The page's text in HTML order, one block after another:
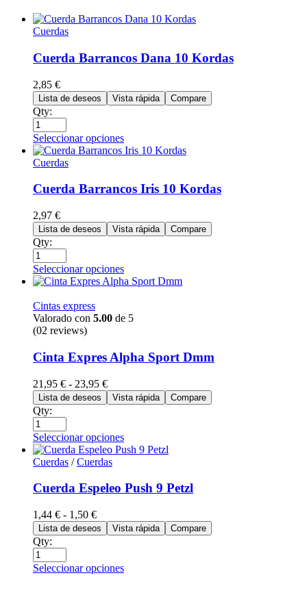
Cuerdas
Cuerda Barrancos Dana 10 Kordas
2,85 €
Lista de deseos Vista rápida Compare
Qty:
Seleccionar opciones
Cuerdas
Cuerda Barrancos Iris 10 Kordas
2,97 €
Lista de deseos Vista rápida Compare
Qty:
Seleccionar opciones
Cintas express
Valorado con 5.00 de 5
(02 reviews)
Cinta Expres Alpha Sport Dmm
21,95 € - 23,95 €
Lista de deseos Vista rápida Compare
Qty:
Seleccionar opciones
Cuerdas /Cuerdas
Cuerda Espeleo Push 9 Petzl
1,44 € - 1,50 €
Lista de deseos Vista rápida Compare
Qty:
Seleccionar opciones